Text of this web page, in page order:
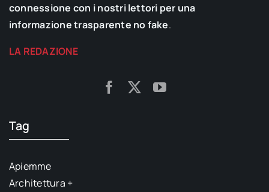
connessione con i nostri lettori per una
informazione trasparente no fake.
LA REDAZIONE
Tag
Apiemme
Architettura +